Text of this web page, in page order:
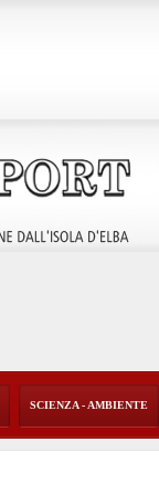
SCIENZA - AMBIENTE